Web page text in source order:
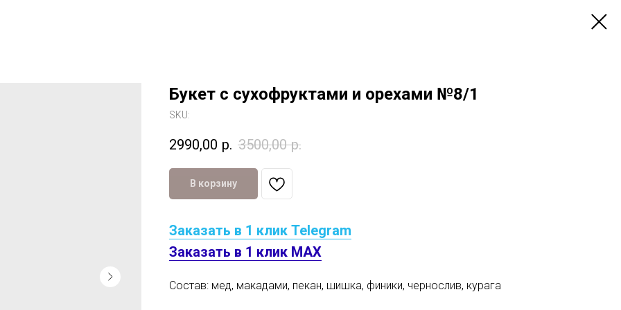
Букет с сухофруктами и орехами №8/1
SKU:
2990,00 р. 3500,00 р.
В корзину
Заказать в 1 клик Telegram
Заказать в 1 клик MAX
Состав: мед, макадами, пекан, шишка, финики, чернослив, курага